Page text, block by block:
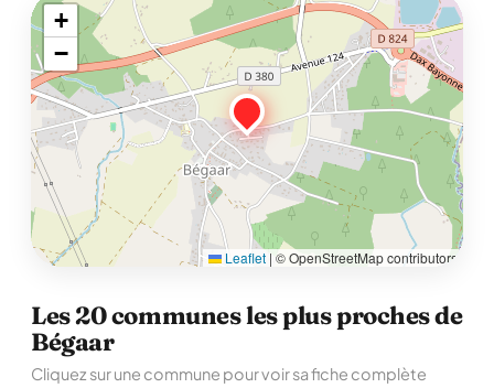
+
−
Leaflet | © OpenStreetMap contributors
Les 20 communes les plus proches de
Bégaar
Cliquez sur une commune pour voir sa fiche complète